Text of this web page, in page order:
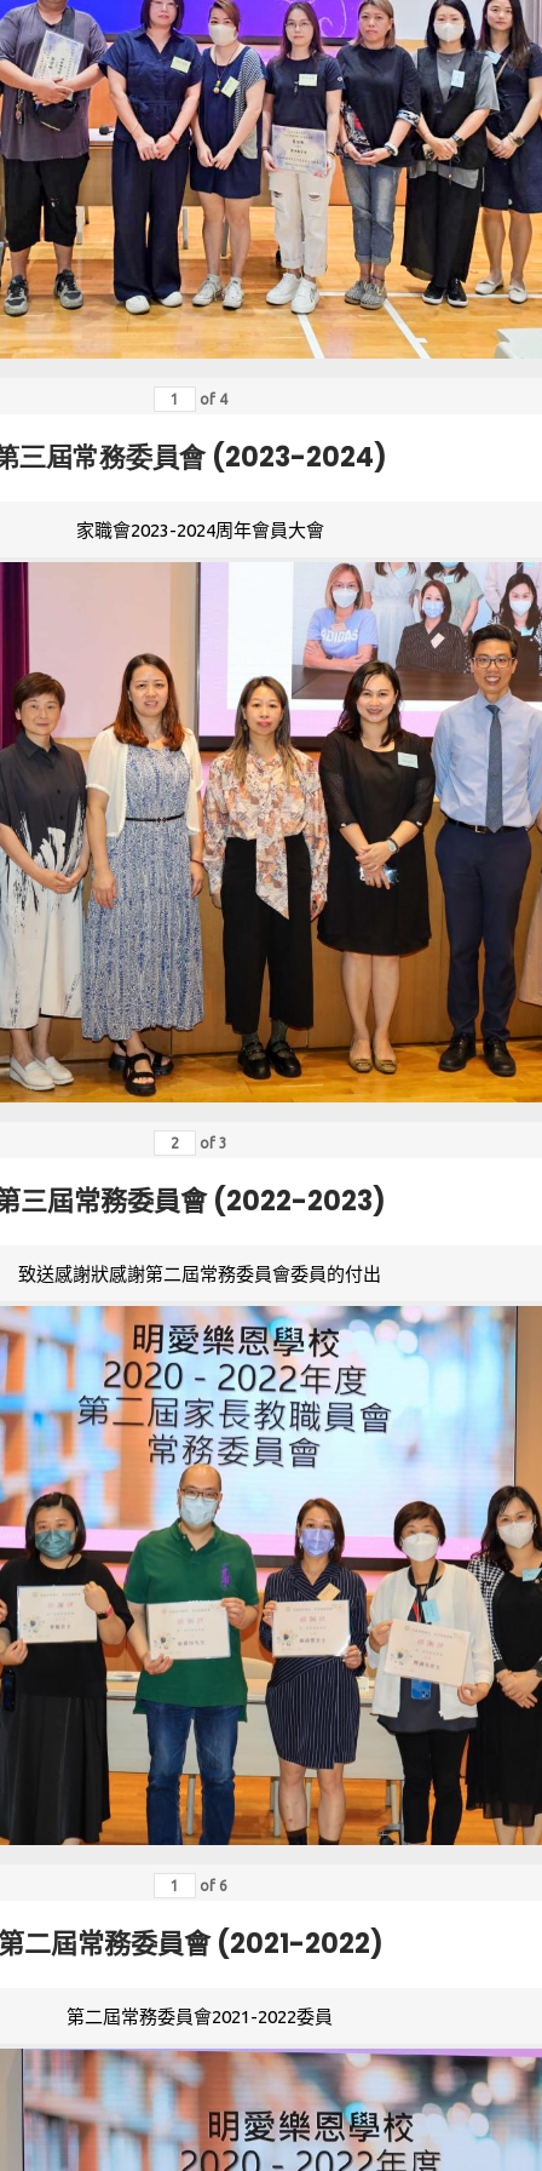
of 4
三屆常務委員會 (2023-2024)
家職會2023-2024周年會員大會
of 3
三屆常務委員會 (2022-2023)
致送感謝狀感謝第二屆常務委員會委員的付出
of 6
二屆常務委員會 (2021-2022)
第二屆常務委員會2021-2022委員